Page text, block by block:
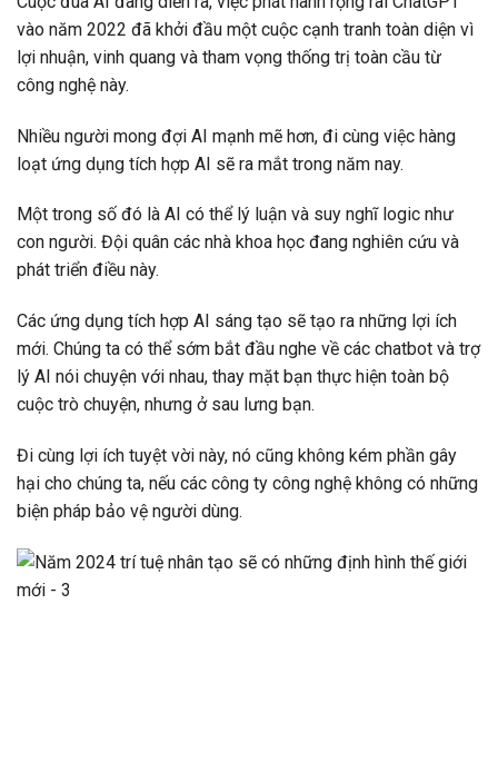
vào năm 2022 đã khởi đầu một cuộc cạnh tranh toàn diện vì
lợi nhuận, vinh quang và tham vọng thống trị toàn cầu từ
công nghệ này.
Nhiều người mong đợi AI mạnh mẽ hơn, đi cùng việc hàng
loạt ứng dụng tích hợp AI sẽ ra mắt trong năm nay.
Một trong số đó là AI có thể lý luận và suy nghĩ logic như
con người. Đội quân các nhà khoa học đang nghiên cứu và
phát triển điều này.
Các ứng dụng tích hợp AI sáng tạo sẽ tạo ra những lợi ích
mới. Chúng ta có thể sớm bắt đầu nghe về các chatbot và trợ
lý AI nói chuyện với nhau, thay mặt bạn thực hiện toàn bộ
cuộc trò chuyện, nhưng ở sau lưng bạn.
Đi cùng lợi ích tuyệt vời này, nó cũng không kém phần gây
hại cho chúng ta, nếu các công ty công nghệ không có những
biện pháp bảo vệ người dùng.